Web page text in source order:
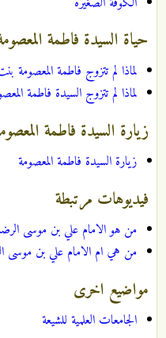
حياة السيدة فاطمة
لماذا لم تتزوج فاطمة المعصومة
لماذا لم تتزوج السيدة فاطمة
زيارة السيدة فاطمة
زيارة السيدة فاطمة المعصومة
فيديوهات مرتبطة
من هو الامام علي بن موسى
من هي ام الامام علي بن موسى
مواضيع اخرى
الجامعات العلمية للشيعة